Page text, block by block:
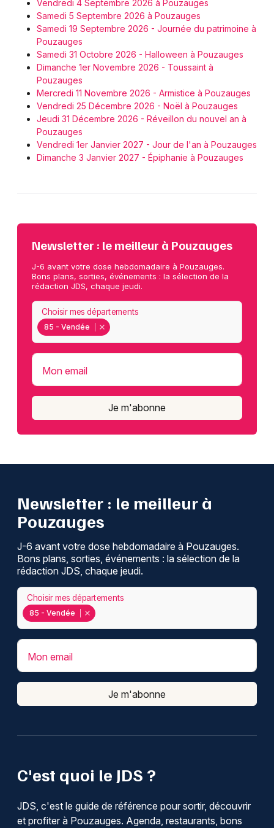
Vendredi 4 Septembre 2026 à Pouzauges
Samedi 5 Septembre 2026 à Pouzauges
Samedi 19 Septembre 2026 - Journée du patrimoine à
Pouzauges
Samedi 31 Octobre 2026 - Halloween à Pouzauges
Dimanche 1er Novembre 2026 - Toussaint à
Pouzauges
Mercredi 11 Novembre 2026 - Armistice à Pouzauges
Vendredi 25 Décembre 2026 - Noël à Pouzauges
Jeudi 31 Décembre 2026 - Réveillon du nouvel an à
Pouzauges
Vendredi 1er Janvier 2027 - Jour de l'an à Pouzauges
Dimanche 3 Janvier 2027 - Épiphanie à Pouzauges
Newsletter : le meilleur à Pouzauges
J-6 avant votre dose hebdomadaire à Pouzauges.
Bons plans, sorties, événements : la sélection de la
rédaction JDS, chaque jeudi.
85 - Vendée
Choisir mes départements
Mon email
Je m'abonne
C'est quoi le JDS ?
JDS, c'est le guide de référence pour sortir, découvrir
et profiter à Pouzauges. Agenda, restaurants, bons
Newsletter : le meilleur à
Pouzauges
J-6 avant votre dose hebdomadaire à Pouzauges.
Bons plans, sorties, événements : la sélection de la
rédaction JDS, chaque jeudi.
85 - Vendée
Choisir mes départements
Mon email
Je m'abonne